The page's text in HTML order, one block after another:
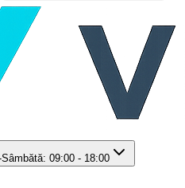
Sâmbătă: 09:00 - 18:00